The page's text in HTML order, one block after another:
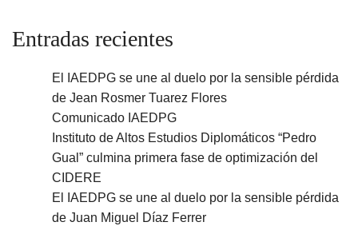
Entradas recientes
El IAEDPG se une al duelo por la sensible pérdida
de Jean Rosmer Tuarez Flores
Comunicado IAEDPG
Instituto de Altos Estudios Diplomáticos “Pedro
Gual” culmina primera fase de optimización del
CIDERE
El IAEDPG se une al duelo por la sensible pérdida
de Juan Miguel Díaz Ferrer